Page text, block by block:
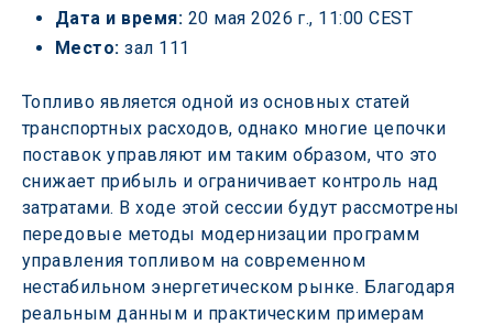
Дата и время: 20 мая 2026 г., 11:00 CEST
Место: зал 111
Топливо является одной из основных статей
транспортных расходов, однако многие цепочки
поставок управляют им таким образом, что это
снижает прибыль и ограничивает контроль над
затратами. В ходе этой сессии будут рассмотрены
передовые методы модернизации программ
управления топливом на современном
нестабильном энергетическом рынке. Благодаря
реальным данным и практическим примерам